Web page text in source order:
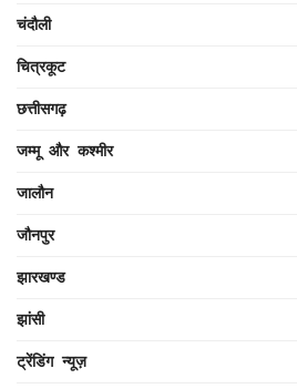
चंदौली
चित्रकूट
छत्तीसगढ़
जम्मू और कश्मीर
जालौन
जौनपुर
झारखण्ड
झांसी
ट्रेंडिंग न्यूज़